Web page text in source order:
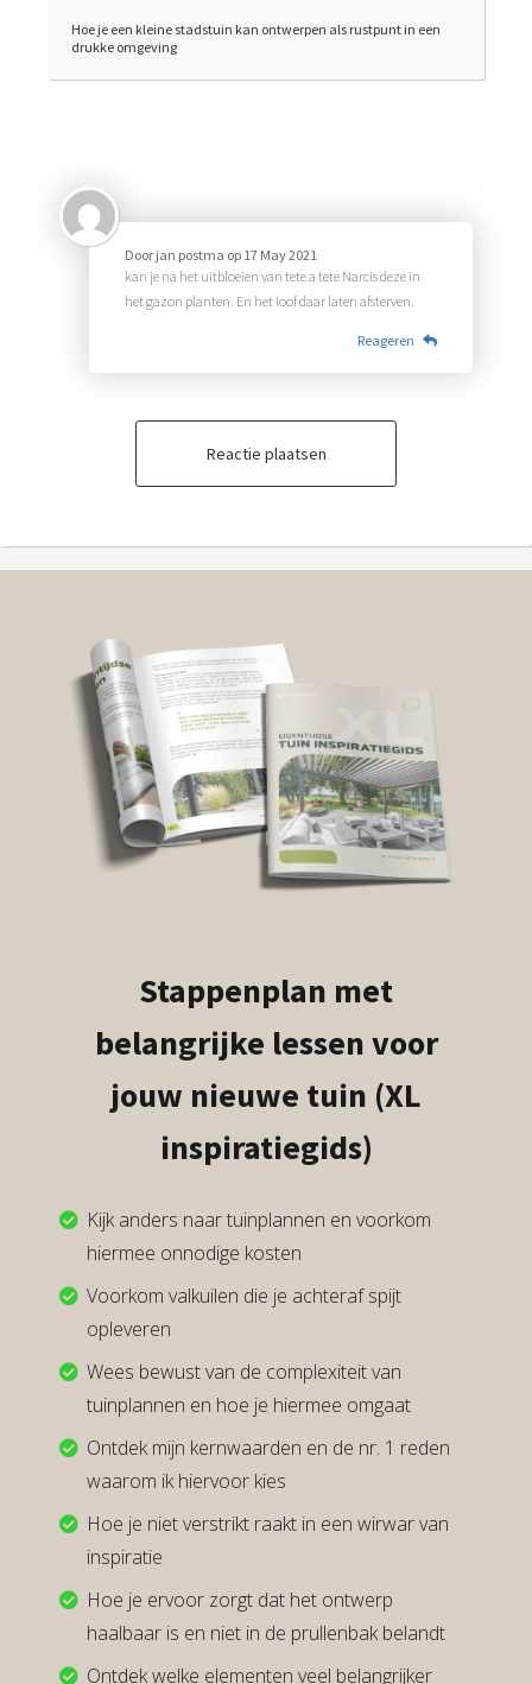
Hoe je een kleine stadstuin kan ontwerpen als rustpunt in een
drukke omgeving
Door jan postma op 17 May 2021
kan je na het uitbloeien van tete a tete Narcis deze in
het gazon planten. En het loof daar laten afsterven.
Reageren
Reactie plaatsen
Stappenplan met
belangrijke lessen voor
jouw nieuwe tuin (XL
inspiratiegids)
Kijk anders naar tuinplannen en voorkom
hiermee onnodige kosten
Voorkom valkuilen die je achteraf spijt
opleveren
Wees bewust van de complexiteit van
tuinplannen en hoe je hiermee omgaat
Ontdek mijn kernwaarden en de nr. 1 reden
waarom ik hiervoor kies
Hoe je niet verstrikt raakt in een wirwar van
inspiratie
Hoe je ervoor zorgt dat het ontwerp
haalbaar is en niet in de prullenbak belandt
Ontdek welke elementen veel belangrijker